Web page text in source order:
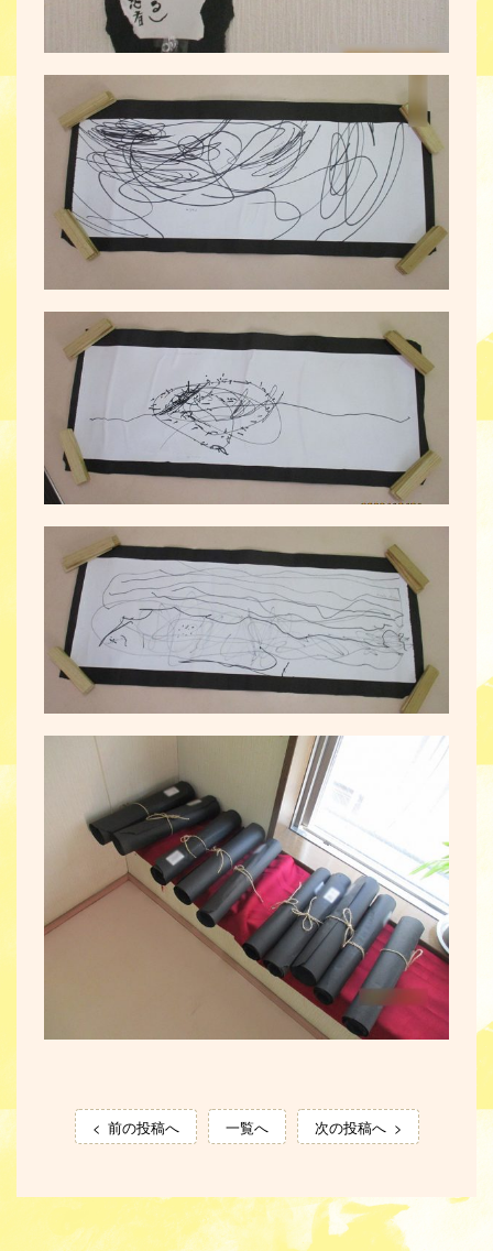
前の投稿へ 一覧へ 次の投稿へ